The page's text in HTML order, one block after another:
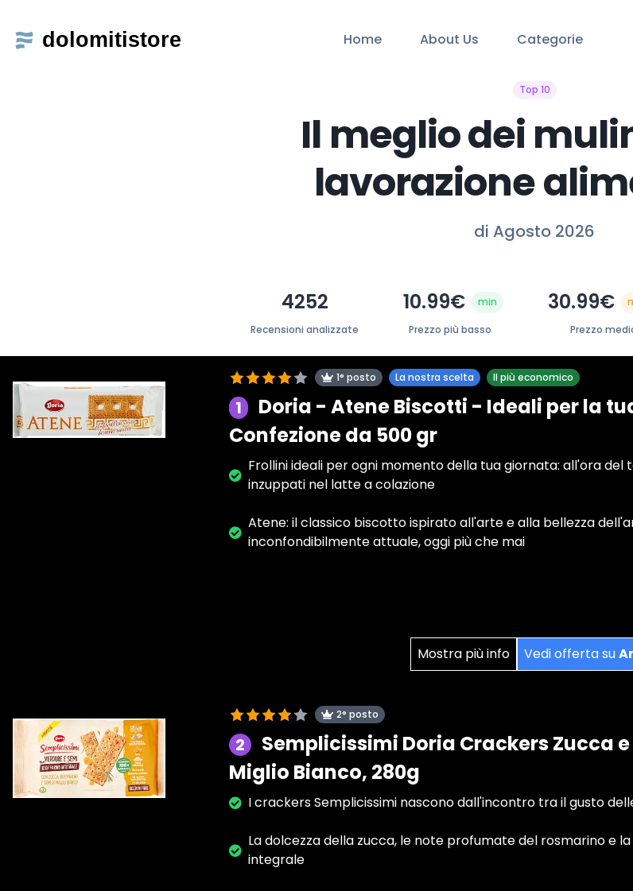
Home About Us Categorie
Top 10
Il meglio dei
lavorazione
di Agosto 2026
4252
Recensioni analizzate
10.99€ min
Prezzo più basso
30.99€
Prezzo
1° posto La nostra scelta Il più economico
1
Doria - Atene Biscotti - Ideali per la
Confezione da 500 gr
Frollini ideali per ogni momento della tua giornata: all'ora
inzuppati nel latte a colazione
Atene: il classico biscotto ispirato all'arte e alla bellezza
inconfondibilmente attuale, oggi più che mai
Mostra più info Vedi offerta su
2° posto
2
Semplicissimi Doria Crackers Zucca
Miglio Bianco, 280g
I crackers Semplicissimi nascono dall'incontro tra il gusto
La dolcezza della zucca, le note profumate del rosmarino e
integrale